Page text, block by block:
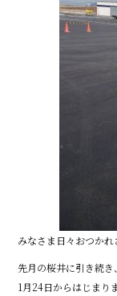
みなさま日々おつかれ
先月の桜井に引き続き
1月24日からはじまり